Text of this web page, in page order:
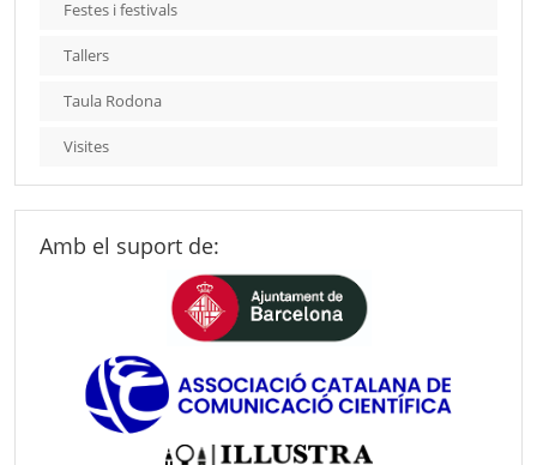
Festes i festivals
Tallers
Taula Rodona
Visites
Amb el suport de: